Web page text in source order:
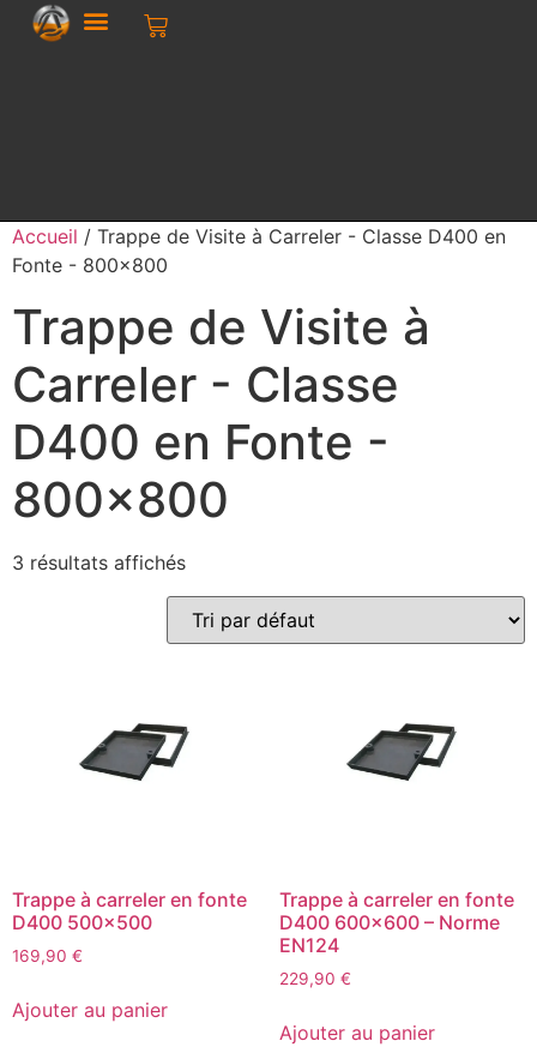
Accueil / Trappe de Visite à Carreler - Classe D400 en
Fonte - 800x800
Trappe de Visite à
Carreler - Classe
D400 en Fonte -
800x800
3 résultats affichés
Trappe à carreler en fonte
D400 500×500
169,90 €
Ajouter au panier
Trappe à carreler en fonte
D400 600×600 – Norme
EN124
229,90 €
Ajouter au panier